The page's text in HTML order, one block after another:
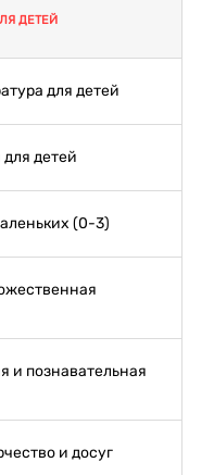
ДЕТЕЙ
для детей
детей
(0-3)
и познавательная
и досуг